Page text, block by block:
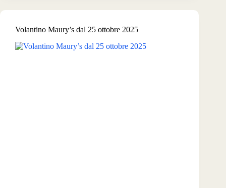
novembre
Volantino Maury’s dal 25 ottobre 2025